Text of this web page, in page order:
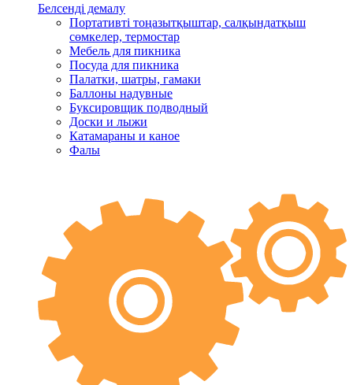
Белсенді демалу
Портативті тоңазытқыштар, салқындатқыш
сөмкелер, термостар
Мебель для пикника
Посуда для пикника
Палатки, шатры, гамаки
Баллоны надувные
Буксировщик подводный
Доски и лыжи
Катамараны и каное
Фалы